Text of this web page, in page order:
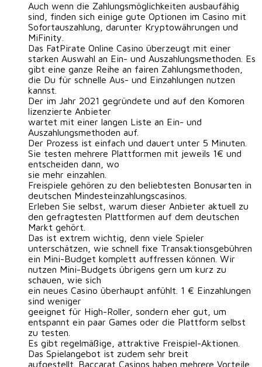
Auch wenn die Zahlungsmöglichkeiten ausbaufähig
sind, finden sich einige gute Optionen im Casino mit
Sofortauszahlung, darunter Kryptowährungen und
MiFinity.
Das FatPirate Online Casino überzeugt mit einer
starken Auswahl an Ein- und Auszahlungsmethoden. Es
gibt eine ganze Reihe an fairen Zahlungsmethoden,
die Du für schnelle Aus- und Einzahlungen nutzen
kannst.
Der im Jahr 2021 gegründete und auf den Komoren
lizenzierte Anbieter
wartet mit einer langen Liste an Ein- und
Auszahlungsmethoden auf.
Der Prozess ist einfach und dauert unter 5 Minuten.
Sie testen mehrere Plattformen mit jeweils 1€ und
entscheiden dann, wo
sie mehr einzahlen.
Freispiele gehören zu den beliebtesten Bonusarten in
deutschen Mindesteinzahlungscasinos.
Erleben Sie selbst, warum dieser Anbieter aktuell zu
den gefragtesten Plattformen auf dem deutschen
Markt gehört.
Das ist extrem wichtig, denn viele Spieler
unterschätzen, wie schnell fixe Transaktionsgebühren
ein Mini-Budget komplett auffressen können. Wir
nutzen Mini-Budgets übrigens gern um kurz zu
schauen, wie sich
ein neues Casino überhaupt anfühlt. 1 € Einzahlungen
sind weniger
geeignet für High-Roller, sondern eher gut, um
entspannt ein paar Games oder die Plattform selbst
zu testen.
Es gibt regelmäßige, attraktive Freispiel-Aktionen.
Das Spielangebot ist zudem sehr breit
aufgestellt. Baccarat Casinos haben mehrere Vorteile